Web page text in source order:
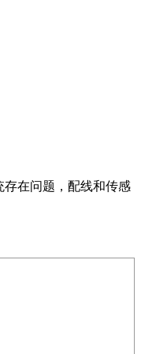
存在问题，配线和传感